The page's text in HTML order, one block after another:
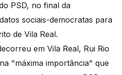
PSD, no final da
sociais-democratas para
de Vila Real.
em Vila Real, Rui Rio
"máxima importância" que